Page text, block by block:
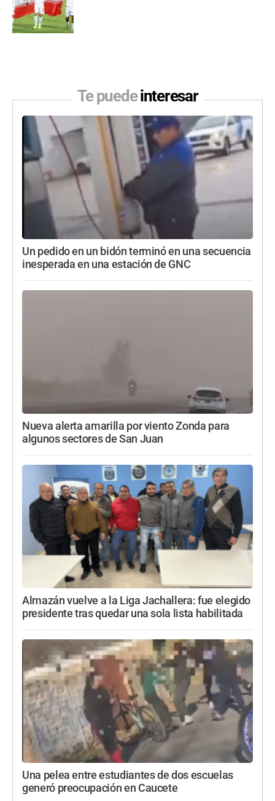
Te puedeinteresar
Un pedido en un bidón terminó en una secuencia
inesperada en una estación de GNC
Nueva alerta amarilla por viento Zonda para
algunos sectores de San Juan
Almazán vuelve a la Liga Jachallera: fue elegido
presidente tras quedar una sola lista habilitada
Una pelea entre estudiantes de dos escuelas
generó preocupación en Caucete